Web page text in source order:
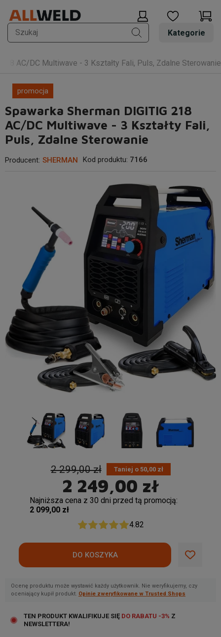
Kategorie
AC/DC Multiwave - 3 Kształty Fali, Puls, Zdalne Sterowanie
Spawarka Sherman DIGITIG 218
AC/DC Multiwave - 3 Kształty Fali,
Puls, Zdalne Sterowanie
Producent: SHERMAN Kod produktu: 7166
promocja
2 299,00 zł Taniej o 50,00 zł
2 249,00 zł
Najniższa cena z 30 dni przed tą promocją:
2 099,00 zł
4.82
Ocenę produktu może wystawić każdy użytkownik. Nie weryfikujemy, czy
oceniający kupił produkt. Opinie zweryfikowane w Trusted Shops
TEN PRODUKT KWALIFIKUJE SIĘ DO RABATU -3% Z
NEWSLETTERA!